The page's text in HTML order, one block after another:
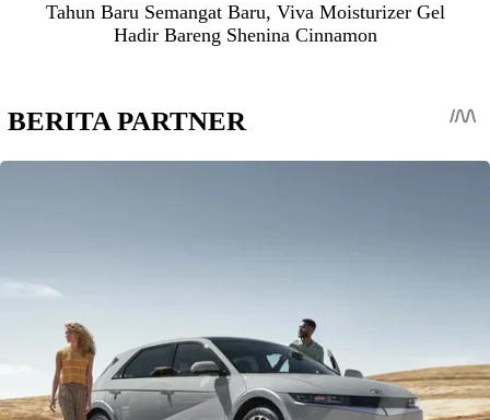
Tahun Baru Semangat Baru, Viva Moisturizer Gel
Hadir Bareng Shenina Cinnamon